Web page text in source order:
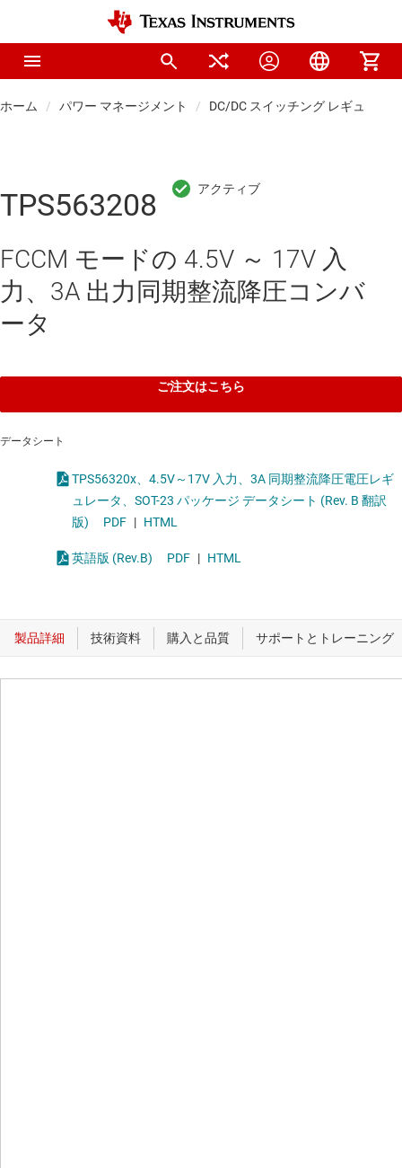
ホーム パワー マネージメント DC/DC スイッチング レギュレータ
TPS563208
FCCM モードの 4.5V ～ 17V 入
力、3A 出力同期整流降圧コンバ
ータ
ご注文はこちら
データシート
TPS56320x、4.5V～17V 入力、3A 同期整流降圧電圧レギ
ュレータ、SOT-23 パッケージ データシート (Rev. B 翻訳
版)
PDF | HTML
英語版 (Rev.B) PDF | HTML